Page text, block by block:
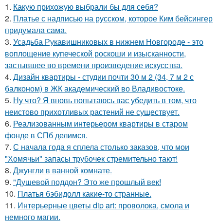
1. Какую прихожую выбрали бы для себя?
2. Платье с надписью на русском, которое Ким бейсингер
придумала сама.
3. Усадьба Рукавишниковых в нижнем Новгороде - это
воплощение купеческой роскоши и изысканности,
застывшее во времени произведение искусства.
4. Дизайн квартиры - студии почти 30 м 2 (34, 7 м 2 с
балконом) в ЖК академический во Владивостоке.
5. Ну что? Я вновь попытаюсь вас убедить в том, что
неистово прихотливых растений не существует.
6. Реализованным интерьером квартиры в старом
фонде в СПб делимся.
7. С начала года я сплела столько заказов, что мои
"Хомячьи" запасы трубочек стремительно тают!
8. Джунгли в ванной комнате.
9. "Душевой поддон? Это же прошлый век!
10. Платья бэбидолл какие-то странные.
11. Интерьерные цветы dip art: проволока, смола и
немного магии.